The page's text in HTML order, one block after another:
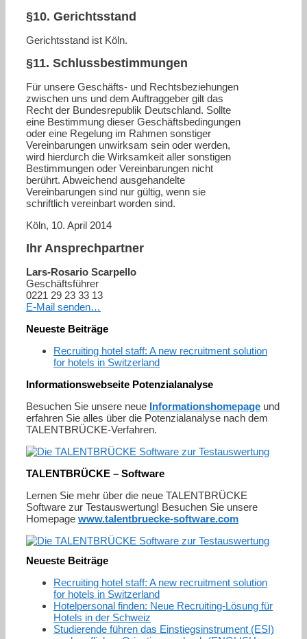
§10. Gerichtsstand
Gerichtsstand ist Köln.
§11. Schlussbestimmungen
Für unsere Geschäfts- und Rechtsbeziehungen
zwischen uns und dem Auftraggeber gilt das
Recht der Bundesrepublik Deutschland. Sollte
eine Bestimmung dieser Geschäftsbedingungen
oder eine Regelung im Rahmen sonstiger
Vereinbarungen unwirksam sein oder werden,
wird hierdurch die Wirksamkeit aller sonstigen
Bestimmungen oder Vereinbarungen nicht
berührt. Abweichend ausgehandelte
Vereinbarungen sind nur gültig, wenn sie
schriftlich vereinbart worden sind.
Köln, 10. April 2014
Ihr Ansprechpartner
Lars-Rosario Scarpello
Geschäftsführer
0221 29 23 33 13
E-Mail senden…
Neueste Beiträge
Recruiting hotel staff: A new recruitment solution
for hotels in Switzerland
Informationswebseite Potenzialanalyse
Besuchen Sie unsere neue Informationshomepage und
erfahren Sie alles über die Potenzialanalyse nach dem
TALENTBRÜCKE-Verfahren.
TALENTBRÜCKE – Software
Lernen Sie mehr über die neue TALENTBRÜCKE
Software zur Testauswertung! Besuchen Sie unsere
Homepage www.talentbruecke-software.com
Neueste Beiträge
Recruiting hotel staff: A new recruitment solution
for hotels in Switzerland
Hotelpersonal finden: Neue Recruiting-Lösung für
Hotels in der Schweiz
Studierende führen das Einstiegsinstrument (ESI)